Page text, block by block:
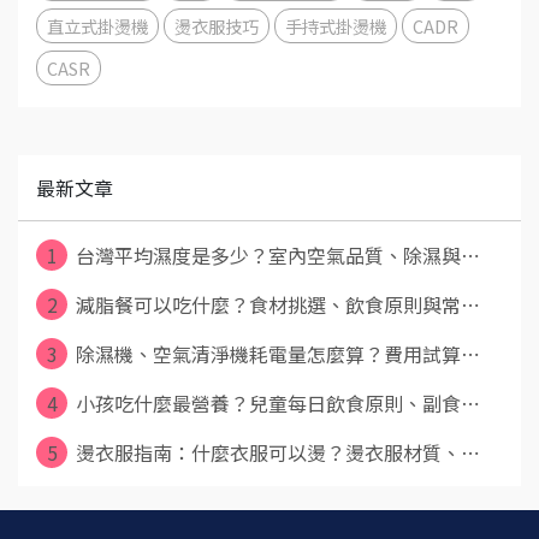
直立式掛燙機
燙衣服技巧 手持式掛燙機
CADR
CASR
最新文章
1
台灣平均濕度是多少？室內空氣品質、除濕與⋯
2
減脂餐可以吃什麼？食材挑選、飲食原則與常⋯
3
除濕機、空氣清淨機耗電量怎麼算？費用試算⋯
4
小孩吃什麼最營養？兒童每日飲食原則、副食⋯
5
燙衣服指南：什麼衣服可以燙？燙衣服材質、⋯